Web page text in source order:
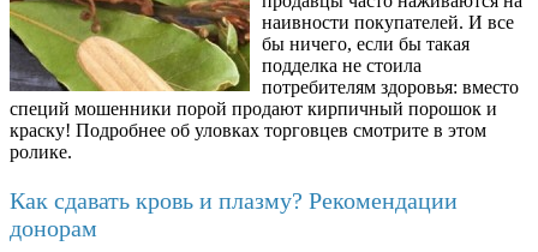
наивности покупателей. И все
бы ничего, если бы такая
подделка не стоила
потребителям здоровья: вместо
специй мошенники порой продают кирпичный порошок и
краску! Подробнее об уловках торговцев смотрите в этом
ролике.
Как сдавать кровь и плазму? Рекомендации
донорам